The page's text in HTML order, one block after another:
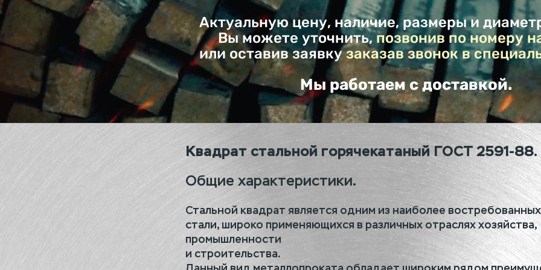
Актуальную цену, наличие, размеры и
Вы можете уточнить,позвонив по номеру
или оставив заявкузаказав звонок в
Мы работаем с доставкой.
Квадрат стальной горячекатаный ГОСТ 2591-88.
Общие характеристики.
Стальной квадрат является одним из наиболее
стали, широко применяющихся в различных отраслях хозяйства,
промышленности
и строительства.